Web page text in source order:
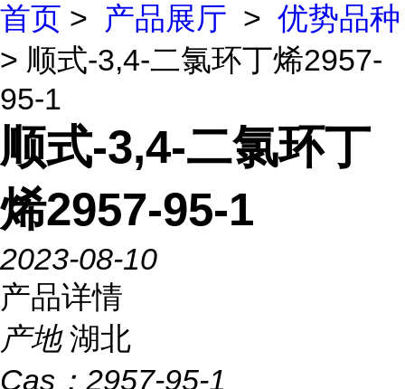
首页 > 产品展厅 > 优势品种
> 顺式-3,4-二氯环丁烯2957-
95-1
顺式-3,4-二氯环丁
烯2957-95-1
2023-08-10
产品详情
产地 湖北
Cas： 2957-95-1